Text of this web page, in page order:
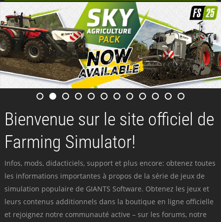
Bienvenue sur le site officiel de
Farming Simulator!
Infos, mods, didacticiels, support et plus encore: obtenez toutes
les informations importantes à propos de la série de jeux de
simulation populaire de GIANTS Software. Obtenez les jeux et
leurs contenus additionnels dans la boutique en ligne officielle
et rejoignez notre communauté active – sur les forums, notre